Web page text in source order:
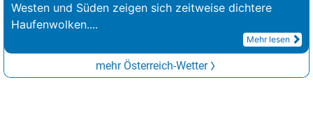
Westen und Süden zeigen sich zeitweise dichtere
Haufenwolken....
Mehr lesen
mehr Österreich-Wetter